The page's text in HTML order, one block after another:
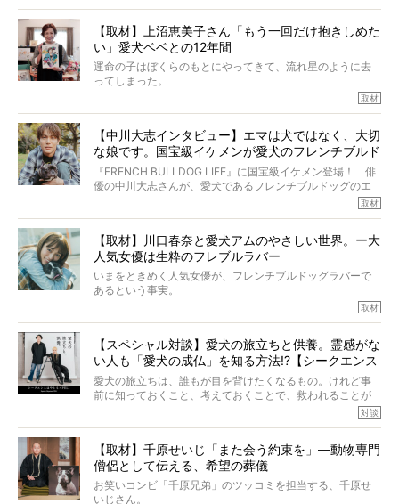
ところが、フレンチブルドッグの桃太郎は9歳で脳腫瘍を発
症し、なんと4年7ヶ月間も生き抜いたのです。旅立ったと
きの年齢は13歳と11ヶ月、レジェンド級のレジェンドでし
た。さらには、治療後3年間は一度も発作が起きなかったと
いいます。
この事実はフレンチブルドッグだけでなく、脳腫瘍と闘う
太郎のオーナーである佐藤さんご夫婦に、治療の選択やケ
アについて詳しくお話しをうかがいました。
【取材】上沼恵美子さん「もう一回だけ抱きしめた
い」愛犬ベベとの12年間
運命の子はぼくらのもとにやってきて、流れ星のように去
ってしまった。
り添いたいと思う。
その悲しみをいますぐ解消することはできないが、話をき
いて、泣いたり笑ったりするのもいいだろう。
こんな子だった、こんなにいい子だった、ほんとうに愛し
ていたと。
ぼくらは上沼恵美子さんのご自宅へ伺って、お話をきこう
と思った。
取材
【中川大志インタビュー】エマは犬ではなく、大切
な娘です。国宝級イケメンが愛犬のフレンチブルド
ッグと一緒に登場
『FRENCH BULLDOG LIFE』に国宝級イケメン登場！ 俳
優の中川大志さんが、愛犬であるフレンチブルドッグのエ
マちゃん（2歳の女の子）にメロメロとの情報を聞きつけ、
カエピソードが次から次へと飛び出しました。
取材
【取材】川口春奈と愛犬アムのやさしい世界。ー大
人気女優は生粋のフレブルラバー
いまをときめく人気女優が、フレンチブルドッグラバーで
あるという事実。
とりを目の当たりにするほどに、そのフレンチブルドッグ
愛がわたしたちのそれとまったく同じであることに、なん
だかうれしくなってしまったのでした。
春奈さんとアムちゃんのすてきな暮らしを、BUHI編集長の
小西がいつくしみながら、切り取らせていただきます。
取材
【スペシャル対談】愛犬の旅立ちと供養。霊感がな
い人も「愛犬の成仏」を知る方法!?【シークエンス
はやとも×PELI】
愛犬の旅立ちは、誰もが目を背けたくなるもの。けれど事
前に知っておくこと、考えておくことで、救われることが
力をもつお笑い芸人「シークエンスはやとも」さんに、愛
犬の旅立ちや供養についてインタビュー。
インタビュアー兼対談相手は、大の犬好きで心霊分野の知
識にも長けているPELIさん。
対談
【取材】千原せいじ「また会う約束を」―動物専門
僧侶として伝える、希望の葬儀
お笑いコンビ「千原兄弟」のツッコミを担当する、千原せ
いじさん。